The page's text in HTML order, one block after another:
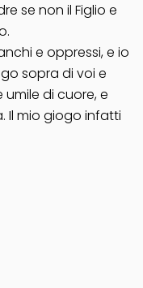
se non il Figlio e
e oppressi, e io
sopra di voi e
di cuore, e
Il mio giogo infatti